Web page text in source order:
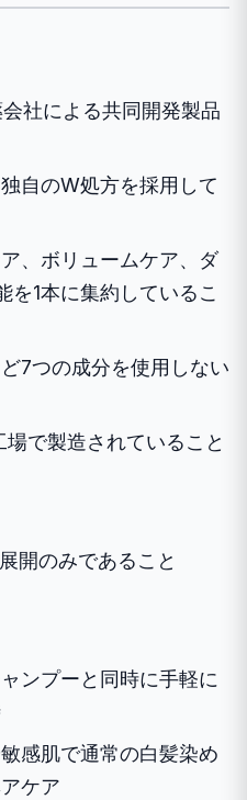
社による共同開発製品
自のW処方を採用して
、ボリュームケア、ダ
を1本に集約しているこ
7つの成分を使用しない
で製造されていること
開のみであること
ンプーと同時に手軽に
感肌で通常の白髪染め
ケア